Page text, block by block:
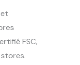
FSC,